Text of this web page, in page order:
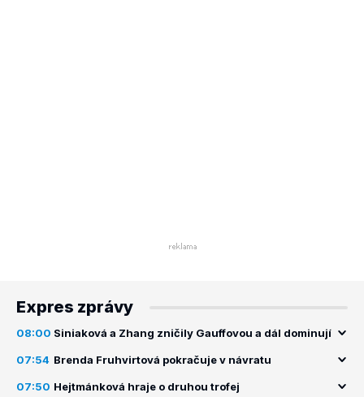
Expres zprávy
08:00 Siniaková a Zhang zničily Gauffovou a dál dominují
07:54 Brenda Fruhvirtová pokračuje v návratu
07:50 Hejtmánková hraje o druhou trofej